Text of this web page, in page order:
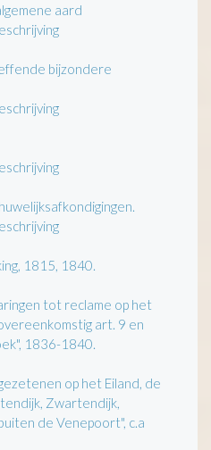
aard
bijzondere
1815, 1840.
tot reclame op het
art. 9 en
1836-1840.
op het Eiland, de
Zwartendijk,
de Venepoort", c.a